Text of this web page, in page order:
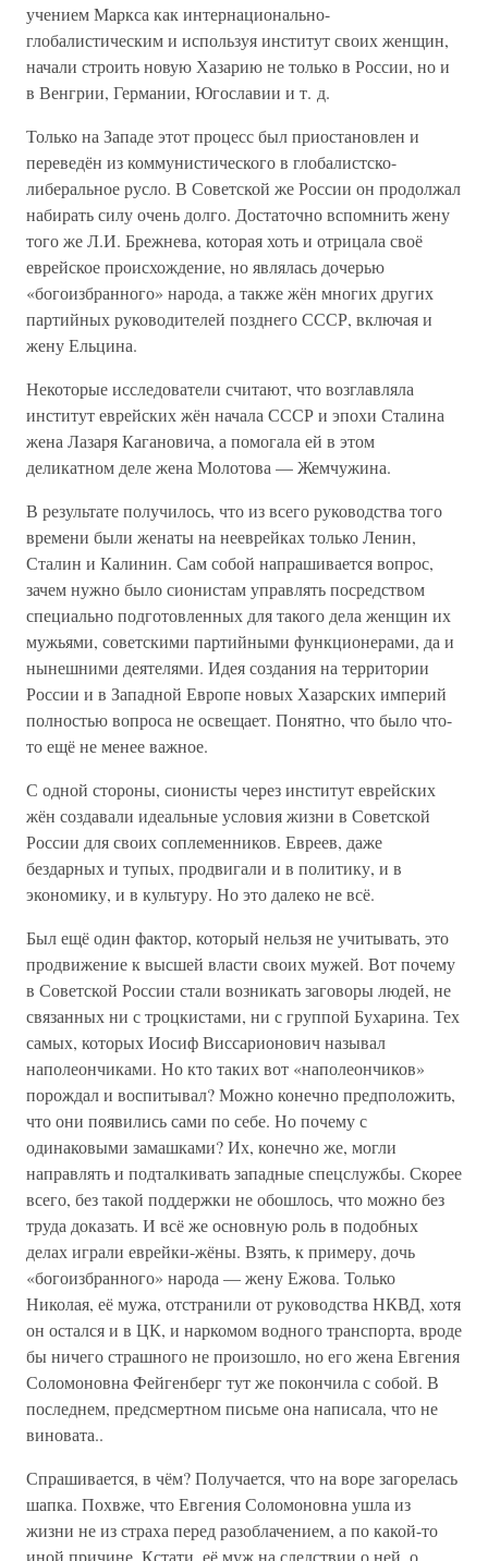
учением Маркса как интернационально-
глобалистическим и используя институт своих женщин,
начали строить новую Хазарию не только в России, но и
в Венгрии, Германии, Югославии и т. д.
Только на Западе этот процесс был приостановлен и
переведён из коммунистического в глобалистско-
либеральное русло. В Советской же России он продолжал
набирать силу очень долго. Достаточно вспомнить жену
того же Л.И. Брежнева, которая хоть и отрицала своё
еврейское происхождение, но являлась дочерью
«богоизбранного» народа, а также жён многих других
партийных руководителей позднего СССР, включая и
жену Ельцина.
Некоторые исследователи считают, что возглавляла
институт еврейских жён начала СССР и эпохи Сталина
жена Лазаря Кагановича, а помогала ей в этом
деликатном деле жена Молотова — Жемчужина.
В результате получилось, что из всего руководства того
времени были женаты на нееврейках только Ленин,
Сталин и Калинин. Сам собой напрашивается вопрос,
зачем нужно было сионистам управлять посредством
специально подготовленных для такого дела женщин их
мужьями, советскими партийными функционерами, да и
нынешними деятелями. Идея создания на территории
России и в Западной Европе новых Хазарских империй
полностью вопроса не освещает. Понятно, что было что-
то ещё не менее важное.
С одной стороны, сионисты через институт еврейских
жён создавали идеальные условия жизни в Советской
России для своих соплеменников. Евреев, даже
бездарных и тупых, продвигали и в политику, и в
экономику, и в культуру. Но это далеко не всё.
Был ещё один фактор, который нельзя не учитывать, это
продвижение к высшей власти своих мужей. Вот почему
в Советской России стали возникать заговоры людей, не
связанных ни с троцкистами, ни с группой Бухарина. Тех
самых, которых Иосиф Виссарионович называл
наполеончиками. Но кто таких вот «наполеончиков»
порождал и воспитывал? Можно конечно предположить,
что они появились сами по себе. Но почему с
одинаковыми замашками? Их, конечно же, могли
направлять и подталкивать западные спецслужбы. Скорее
всего, без такой поддержки не обошлось, что можно без
труда доказать. И всё же основную роль в подобных
делах играли еврейки-жёны. Взять, к примеру, дочь
«богоизбранного» народа — жену Ежова. Только
Николая, её мужа, отстранили от руководства НКВД, хотя
он остался и в ЦК, и наркомом водного транспорта, вроде
бы ничего страшного не произошло, но его жена Евгения
Соломоновна Фейгенберг тут же покончила с собой. В
последнем, предсмертном письме она написала, что не
виновата..
Спрашивается, в чём? Получается, что на воре загорелась
шапка. Похвже, что Евгения Соломоновна ушла из
жизни не из страха перед разоблачением, а по какой-то
иной причине. Кстати, её муж на следствии о ней, о